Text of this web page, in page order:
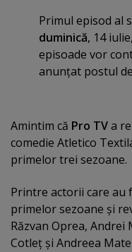
Primul episod al
duminică, 14
episoade vor
anunţat postul
Amintim că Pro TVa
comedie Atletico
primelor trei sezoane.
Printre actorii care
primelor sezoane şi
Răzvan Oprea, Andrei
Cotleţ şi Andreea